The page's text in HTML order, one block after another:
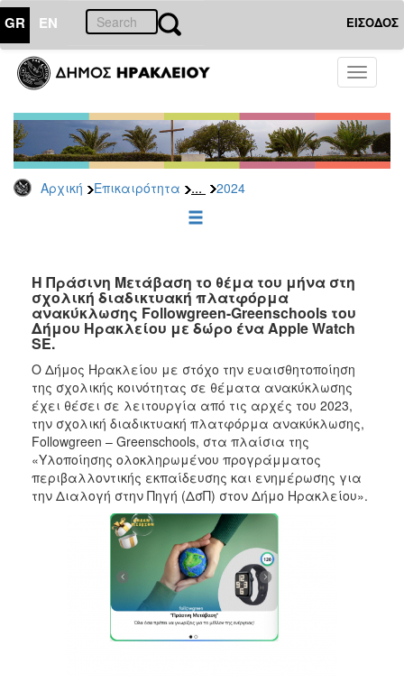
GR EN ΕΙΣΟΔΟΣ
Toggle
Αρχική Επικαιρότητα ... 2024
ΕΠΙΚΑΙΡΟΤΗΤΑ
Τύπου
Αρχείο
2026
2025
2022
2021
2020
2019
2018
2017
2016
2015
2013
Η Πράσινη Μετάβαση το θέμα του μήνα στη
σχολική διαδικτυακή πλατφόρμα
ανακύκλωσης Followgreen-Greenschools του
Δήμου Ηρακλείου με δώρο ένα Apple Watch
SE.
Ο Δήμος Ηρακλείου με στόχο την ευαισθητοποίηση
της σχολικής κοινότητας σε θέματα ανακύκλωσης
έχει θέσει σε λειτουργία από τις αρχές του 2023,
την σχολική διαδικτυακή πλατφόρμα ανακύκλωσης,
Followgreen – Greenschools, στα πλαίσια της
«Υλοποίησης ολοκληρωμένου προγράμματος
περιβαλλοντικής εκπαίδευσης και ενημέρωσης για
την Διαλογή στην Πηγή (ΔσΠ) στον Δήμο Ηρακλείου».